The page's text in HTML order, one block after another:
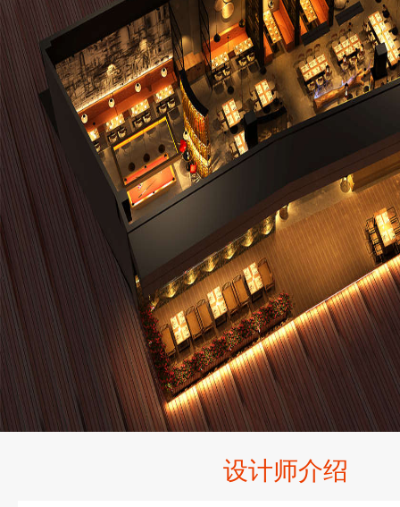
设计师介绍